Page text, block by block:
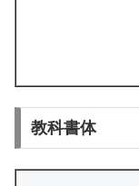
教科書体